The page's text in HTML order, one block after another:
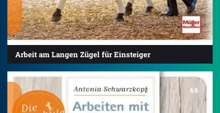
Arbeit am Langen Zügel für Einsteiger
4.6